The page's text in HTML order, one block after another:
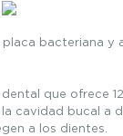
bacteriana y
que ofrece
cavidad bucal a
a los dientes.